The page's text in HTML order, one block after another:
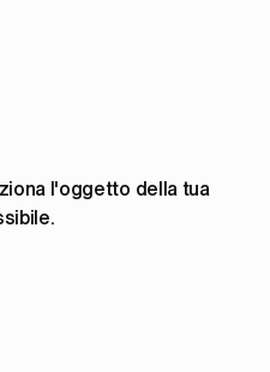
l'oggetto della tua